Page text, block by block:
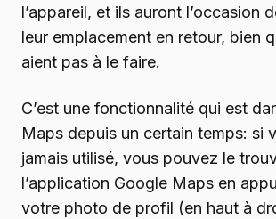
l’appareil, et ils auront l’occasion
leur emplacement en retour, bien
aient pas à le faire.
C’est une fonctionnalité qui est
Maps depuis un certain temps: si
jamais utilisé, vous pouvez le
l’application Google Maps en
votre photo de profil (en haut à